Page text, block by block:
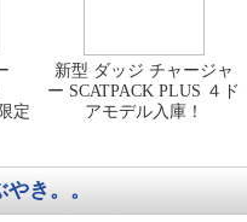
定
新型 ダッジ チャージャ
ー SCATPACK PLUS ４ド
アモデル入庫！
き。。